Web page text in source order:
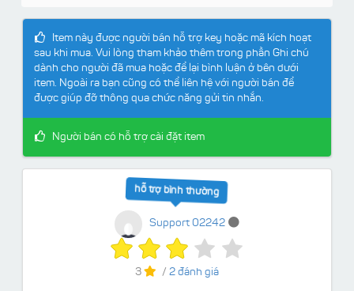
Item này được người bán hỗ trợ key hoặc mã kích hoạt
sau khi mua. Vui lòng tham khảo thêm trong phần Ghi chú
dành cho người đã mua hoặc để lại bình luận ở bên dưới
item. Ngoài ra bạn cũng có thể liên hệ với người bán để
được giúp đỡ thông qua chức năng gửi tin nhắn.
Người bán có hỗ trợ cài đặt item
hỗ trợ bình thường
Support 02242
3 / 2 đánh giá